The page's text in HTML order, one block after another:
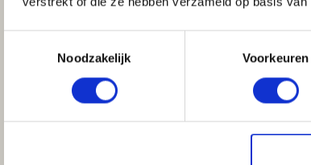
Noodzakelijk
Voorkeuren